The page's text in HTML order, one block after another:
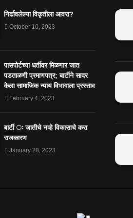
निर्ढावलेल्या विकृतीला आवरा?
October 10, 2023
पासपोर्टच्या धर्तीवर मिळणार जात
पडताळणी प्रमाणपत्र; बार्टीने सादर
केला सामाजिक न्याय विभागाला प्रस्ताव
February 4, 2023
बार्टी ः जातीचे नव्हे विकासाचे करा
राजकारण
January 28, 2023